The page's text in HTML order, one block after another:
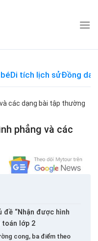
Di tích lịch sửĐồng dao
các dạng bài tập thường
phẳng và các
đề “Nhận được hình
toán lớp 2
cong, ba điểm theo